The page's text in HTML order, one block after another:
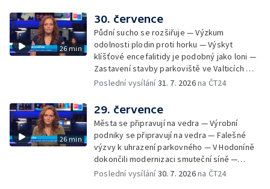
26 min
30. července
Půdní sucho se rozšiřuje — Výzkum
odolnosti plodin proti horku — Výskyt
klíšťové encefalitidy je podobný jako loni —
Zastavení stavby parkoviště ve Valticích —
Spor o lokalitu lesa v Rožnově pod
organismus — Kybernetický incident na
Masarykově univerzitě — Slavnostní
vyřazení absolventů Univerzity obran —
Letní kurzy umění pro mladé — Mobilní
kurníky pomáhají na poli
Poslední vysílání31. 7. 2026na ČT24
26 min
29. července
Města se připravují na vedra — Výrobní
podniky se připravují na vedra — Falešné
výzvy k uhrazení parkovného — V Hodoníně
dokončili modernizaci smuteční síně —
Chybějící toalety u dětských hřišť —
Poslední vysílání30. 7. 2026na ČT24